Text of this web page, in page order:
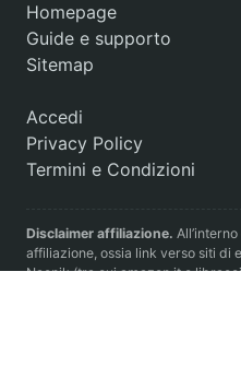
Homepage
Guide e supporto
Sitemap
Accedi
Privacy Policy
Termini e Condizioni